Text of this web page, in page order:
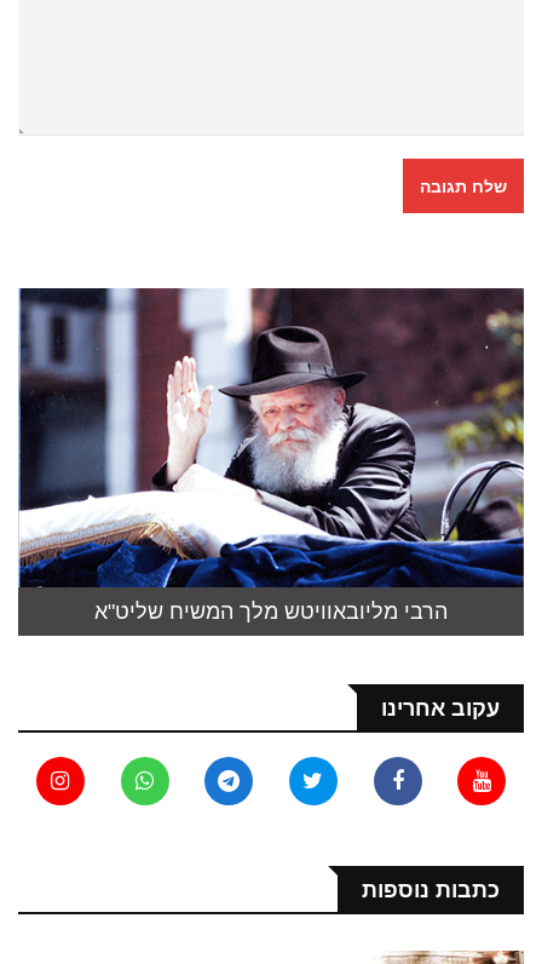
הרבי מליובאוויטש מלך המשיח שליט"א
עקוב אחרינו
כתבות נוספות